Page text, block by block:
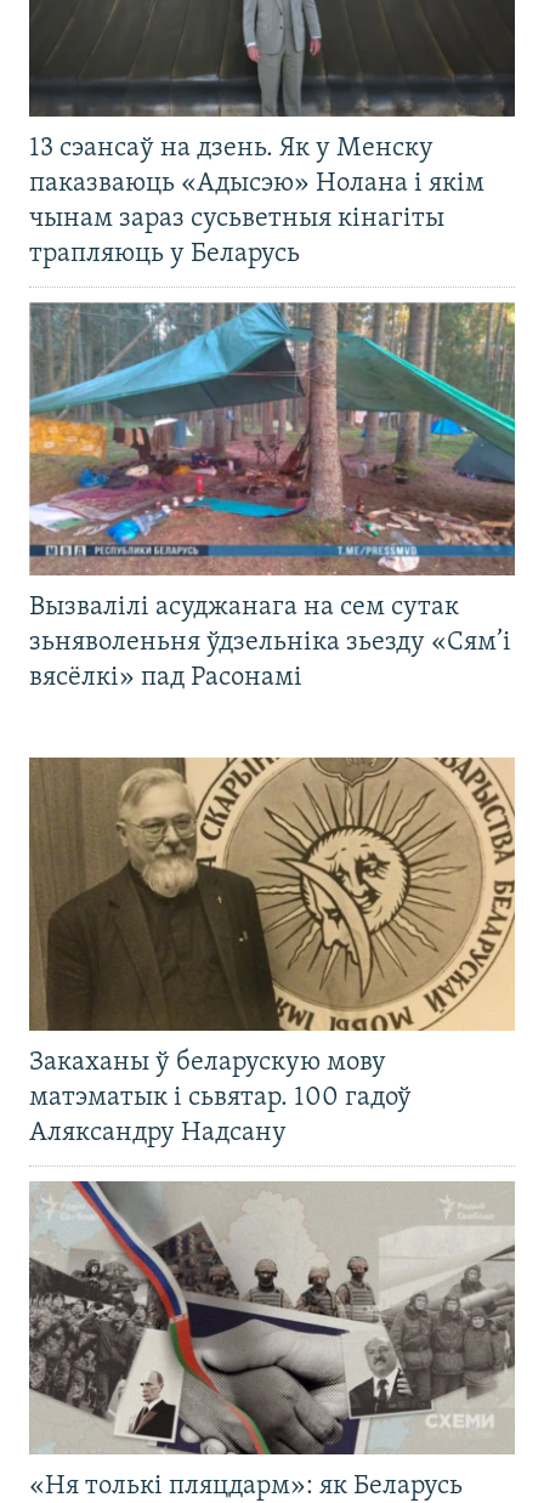
13 сэансаў на дзень. Як у Менску
паказваюць «Адысэю» Нолана і якім
чынам зараз сусьветныя кінагіты
трапляюць у Беларусь
Вызвалілі асуджанага на сем сутак
зьняволеньня ўдзельніка зьезду «Сям’і
вясёлкі» пад Расонамі
Закаханы ў беларускую мову
матэматык і сьвятар. 100 гадоў
Аляксандру Надсану
«Ня толькі пляцдарм»: як Беларусь